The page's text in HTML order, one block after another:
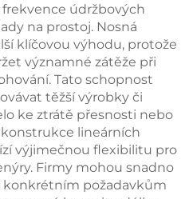
údržbových
na prostoj. Nosná
klíčovou výhodu, protože
významné zátěže při
Tato schopnost
těžší výrobky či
ke ztrátě přesnosti nebo
lineárních
výjimečnou flexibilitu pro
Firmy mohou snadno
požadavkům